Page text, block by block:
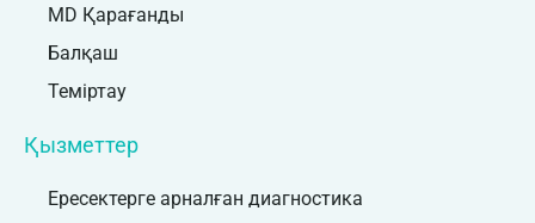
MD Қарағанды
Балқаш
Теміртау
Қызметтер
Ересектерге арналған диагностика